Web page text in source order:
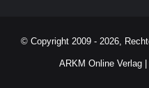
© Copyright 2009 - 2026,
ARKM Online Verlag